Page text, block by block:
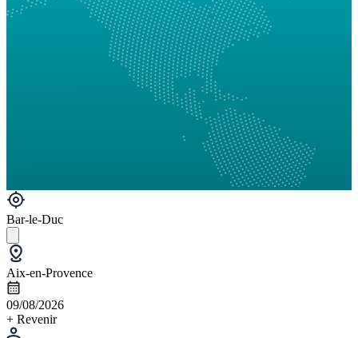
Bar-le-Duc
Aix-en-Provence
09/08/2026
+ Revenir